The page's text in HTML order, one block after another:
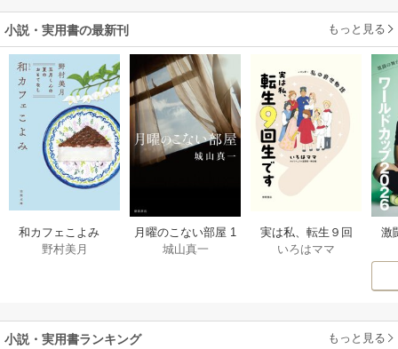
小説・実用書の最新刊 もっと見る
和カフェこよみ
五月くんの夏のお
野村美月
月曜のこない部屋 1
巻
城山真一
実は私、転生９回
生です マンガ
いろはママ
激
小説・実用書ランキング もっと見る